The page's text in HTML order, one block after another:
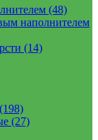
(48)
наполнителем
(14)
(27)